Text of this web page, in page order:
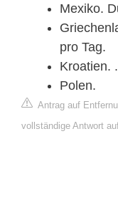
Mexiko.
pro Tag.
Kroatien.
Polen.
Antrag auf
vollständige Antwort